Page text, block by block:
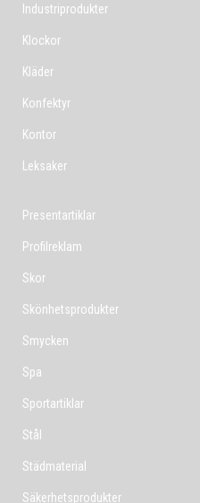
Industriprodukter
Klockor
Kläder
Konfektyr
Kontor
Leksaker
Presentartiklar
Profilreklam
Skor
Skönhetsprodukter
Smycken
Spa
Sportartiklar
Stål
Städmaterial
Säkerhetsprodukter